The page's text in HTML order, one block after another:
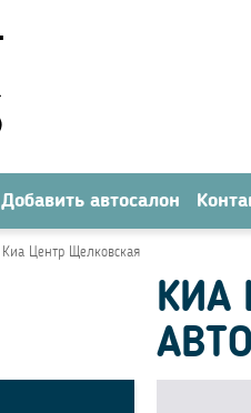
Добавить автосалон
Киа Центр Щелковская
КИА